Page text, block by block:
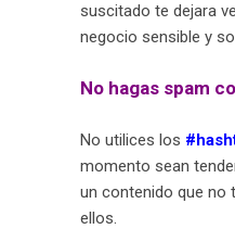
suscitado te dejara
negocio sensible y
No hagas spam
No utilices los
momento sean
un contenido que no
ellos.